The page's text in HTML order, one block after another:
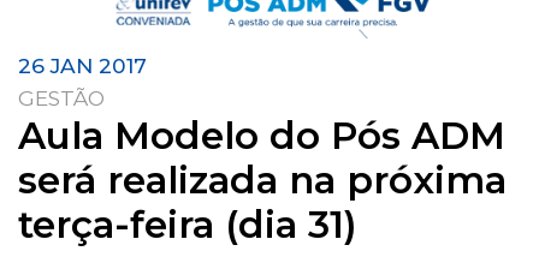
26 JAN 2017
GESTÃO
Aula Modelo do Pós ADM
será realizada na próxima
terça-feira (dia 31)